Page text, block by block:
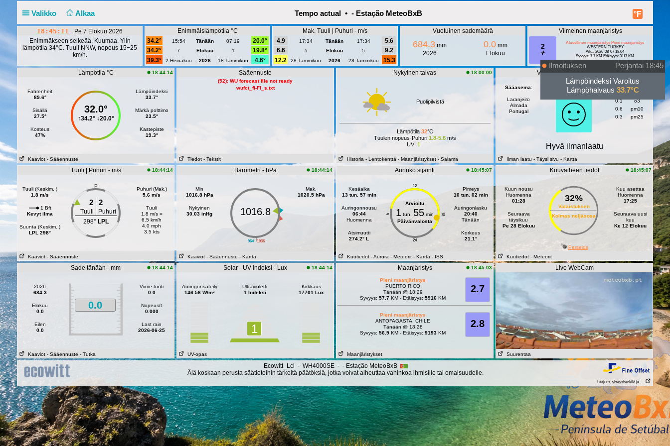
Valikko Alkaa °F
Tempo actual • - Estação MeteoBxB
18:45:12
Pe 7 Elokuu 2026
Enimmäkseen selkeää. Kuumaa. Ylin
lämpötila 34°C. Tuuli NNW, nopeus 15−25
km/h.
Enimmäislämpötila °C
34.2°
15:54 Tänään 07:19
20.0°
34.2°
7 Elokuu 1
19.8°
39.3°
2 Heinäkuu 2026 18 Tammikuu 4.6°
Mak. Tuuli | Puhuri - m/s
4.9
17:34 Tänään 17:34
5.6
6.6
5 Elokuu 5
9.2
12.2
28 Tammikuu 2026 28 Tammikuu 15.3
Vuotuinen sademäärä
684.3 mm
2026
0.0 mm
Elokuu
Viimeinen maanjäristys
2
Alueellinen maanjäristys Pieni maanjäristys
WESTERN TURKEY
Aika: 2026-08-07 18:04
Syvyys: 7.7 KM Etäisyys: 3117 KM
Lämpötila °C 18:44:14
Fahrenheit
89.6°
Sisällä
27.5°
Kosteus
47%
32.0°
↑34.2°↓20.0°
Lämpöindeksi
33.7°
Märkä polttimo
23.5°
Kastepiste
19.3°
Kaaviot - Sääennuste
Sääennuste
(52): WU forecast file not ready
wufct_fi-FI_s.txt
Tiedot - Tekstit
Nykyinen taivas 18:00:00
Puolipilvistä
Lämpötila 32°C
Tuulen nopeus-Puhuri 1.8-5.6m/s
UVI 1
Historia - Lentokenttä - Maanjäristykset - Salama
Virallinen AQ-anturiaseman 15:00:00
Sääasema:
Laranjeiro
Almada
Portugal
0.6 eea AQI:
0.1
o3
0.6
pm10
0.3
pm25
Hyvä ilmanlaatu
Ilman laatu - Täysi sivu - Kartta
Tuuli | Puhuri - m/s 18:44:14
Tuuli (Keskim. )
1.8 m/s
1 Bft
Kevyt ilma
Suunta (Keskim. )
LPL 298°
P
2 2
Tuuli
Puhuri
298° LPL
Puhuri (Mak.)
5.6 m/s
Tuuli
1.8 m/s =
6.5 km/h
4.0 mph
3.5 kts
Kaaviot - Sääennuste
Barometri - hPa 18:44:14
Min
1016.8 hPa
Nykyinen
30.03 inHg
||
964 1036
1016.8
Mak.
1020.5 hPa
Kaaviot - Sääennuste - Kartta
Aurinko sijainti 18:45:07
Kesäaika
13 tun. 57 min
Auringonnousu
06:44
Huomenna
Atsimuutti
274.2° L
12
24
6 18
Arvioitu
1 tun. 55 min
Päivänvalosta
Pimeys
10 tun. 02 min
Auringonlasku
20:40
Tänään
Korkeus
21.1°
Kuutiedot - Aurora - Meteorit - Kartta - ISS
Kuuvaiheen tiedot 18:45:07
Kuun nousu
Huomenna
01:28
Seuraava
täysikuu
Pe 28 Elokuu
32%
Valaistuksen
Kolmas neljäsosa
Kuu asettaa
Huomenna
17:25
Seuraava uusi
kuu
Ke 12 Elokuu
Perseids
Kuutiedot - Meteorit
Sade tänään - mm 18:44:14
2026
684.3
Elokuu
0.0
Eilen
0.0
0.0
Viime tunti
0.0
Nopeus/t
0.000
Last rain
2026-06-25
Kaaviot - Sääennuste - Tutka
Solar - UV-indeksi - Lux 18:44:14
Auringonsäteily
146.56 W/m²
Ultravioletti
1 Indeksi
1
Kirkkaus
17701 Lux
UV-opas
Maanjäristys 18:45:03
2.7
Pieni maanjäristys
PUERTO RICO
Tänään @ 18:29
Syvyys: 57.7 KM - Etäisyys: 5916 KM
2.8
Pieni maanjäristys
ANTOFAGASTA, CHILE
Tänään @ 18:28
Syvyys: 56.9 KM - Etäisyys: 9193 KM
Maanjäristykset
Live WebCam
Suurentaa
Ecowitt_Lcl - WH4000SE - - Estação MeteoBxB
Älä koskaan perusta säätietoihin tärkeitä päätöksiä, jotka voivat aiheuttaa vahinkoa ihmisille tai omaisuudelle.
Laajuus, yhteyshenkilö ja . . .
Ilmoituksen
Perjantai 18:45
Lämpöindeksi Varoitus
Lämpöhalvaus 33.7°C